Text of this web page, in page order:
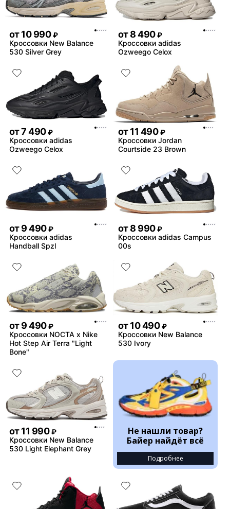
от10 990 ₽
Кроссовки New Balance
530 Silver Grey
от8 490 ₽
Кроссовки adidas
Ozweego Celox
от7 490 ₽
Кроссовки adidas
Ozweego Celox
от11 490 ₽
Кроссовки Jordan
Courtside 23 Brown
от9 490 ₽
Кроссовки adidas
Handball Spzl
от8 990 ₽
Кроссовки adidas Campus
00s
от9 490 ₽
Кроссовки NOCTA x Nike
Hot Step Air Terra "Light
Bone"
от10 490 ₽
Кроссовки New Balance
530 Ivory
от11 990 ₽
Кроссовки New Balance
530 Light Elephant Grey
Не нашли товар?
Байер найдёт всё
Подробнее